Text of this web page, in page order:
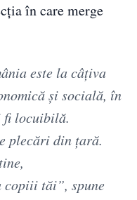
în care merge
este la câțiva
și socială, în
fi locuibilă.
plecări din țară.
copiii tăi”, spune